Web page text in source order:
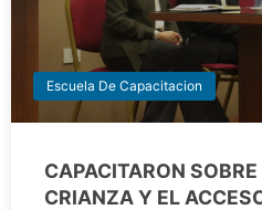
Escuela De Capacitacion
CAPACITARON
CRIANZA Y EL